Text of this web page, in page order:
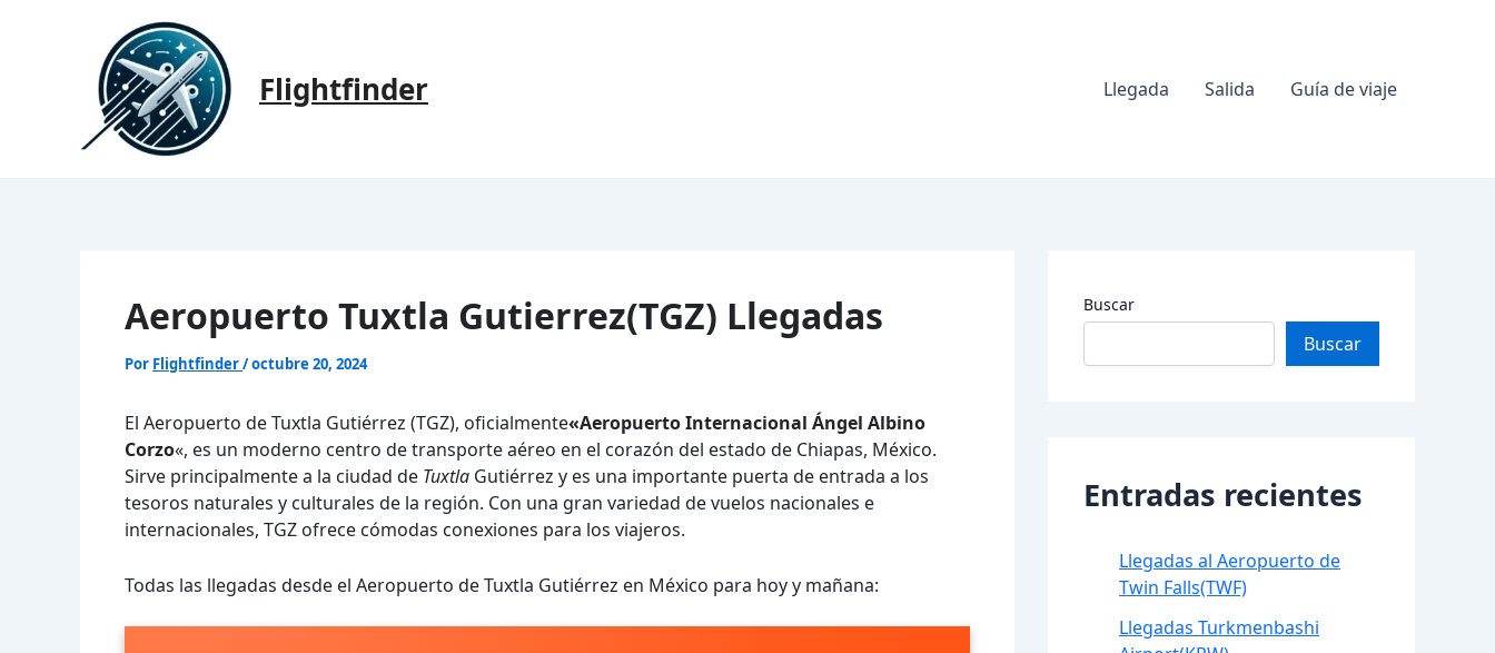
Flightfinder Llegada Salida Guía de viaje
Aeropuerto Tuxtla Gutierrez(TGZ) Llegadas
Por Flightfinder/octubre 20, 2024
El Aeropuerto de Tuxtla Gutiérrez (TGZ), oficialmente«Aeropuerto Internacional Ángel Albino
Corzo«, es un moderno centro de transporte aéreo en el corazón del estado de Chiapas, México.
Sirve principalmente a la ciudad de Tuxtla Gutiérrez y es una importante puerta de entrada a los
tesoros naturales y culturales de la región. Con una gran variedad de vuelos nacionales e
internacionales, TGZ ofrece cómodas conexiones para los viajeros.
Todas las llegadas desde el Aeropuerto de Tuxtla Gutiérrez en México para hoy y mañana:
Buscar
Buscar
Entradas recientes
Llegadas al Aeropuerto de
Twin Falls(TWF)
Llegadas Turkmenbashi